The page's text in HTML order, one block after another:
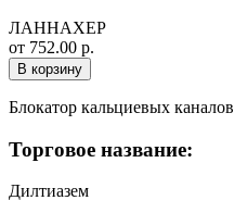
ЛАННАХЕР
от 752.00 р.
В корзину
Блокатор кальциевых каналов
Торговое название:
Дилтиазем